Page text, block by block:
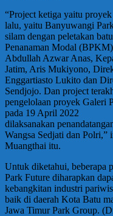
“Project ketiga yaitu
lalu, yaitu Banyuwangi
silam dengan peletakan
Penanaman Modal
Abdullah Azwar Anas,
Jatim, Aris Mukiyono,
Enggartiasto Lukito dan
Sendjojo. Dan project
pengelolaan proyek Galeri
pada 19 April 2022
dilaksanakan
Wangsa Sedjati dan Polri,”
Muangthai itu.
Untuk diketahui, beberapa
Park Future diharapkan
kebangkitan industri
baik di daerah Kota Batu
Jawa Timur Park Group.